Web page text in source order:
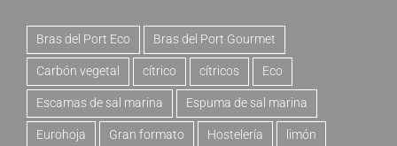
Bras del Port Eco Bras del Port Gourmet
Carbón vegetal cítrico cítricos Eco
Escamas de sal marina Espuma de sal marina
Eurohoja Gran formato Hostelería limón